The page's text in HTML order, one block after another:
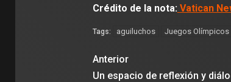
Crédito de la nota: Vatican
Tags: aguiluchos Juegos Olímpicos
Anterior
Un espacio de reflexión y